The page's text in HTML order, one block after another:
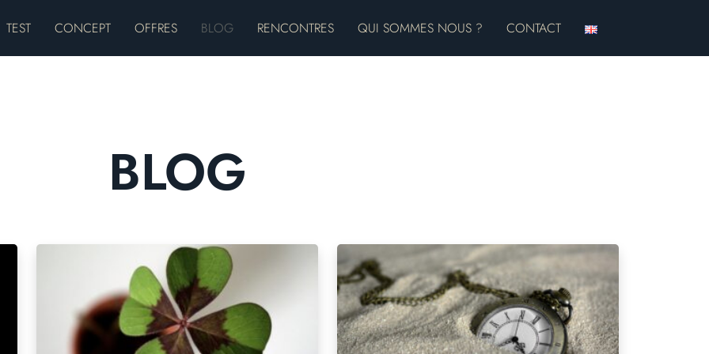
TEST CONCEPT OFFRES BLOG RENCONTRES QUI SOMMES NOUS ? CONTACT
BLOG